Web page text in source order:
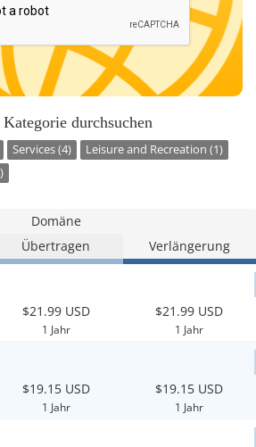
durchsuchen
Services (4)
Leisure and Recreation (1)
Domäne
Übertragen Verlängerung
$21.99 USD
1 Jahr
$21.99 USD
1 Jahr
$19.15 USD
1 Jahr
$19.15 USD
1 Jahr